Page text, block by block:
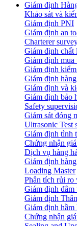
Giám định
Khảo sát và
Giám định PNI
Giám định an
Charterer
Giám định chất
​Giám định mua
Giám định
Giám định
Giám định và
Giám định bảo
Safety
Giám sát đóng
Ultrasonic Test
Giám định tình
Chứng nhận
Dịch vụ hàng
Giám định
Loading Master
Phân tích rủi ro
​Giám định đâm
Giám định
​Giám định hầm
Chứng nhận